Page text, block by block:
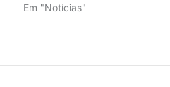
Em "Notícias"